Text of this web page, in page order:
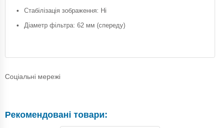
Стабілізація зображення: Ні
Діаметр фільтра: 62 мм (спереду)
Соціальні мережі
Рекомендовані товари: